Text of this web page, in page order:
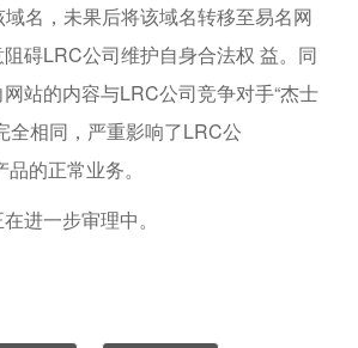
名，未果后将该域名转移至易名网
碍LRC公司维护自身合法权 益。同
站的内容与LRC公司竞争对手“杰士
全相同，严重影响了LRC公
的正常业务。
一步审理中。